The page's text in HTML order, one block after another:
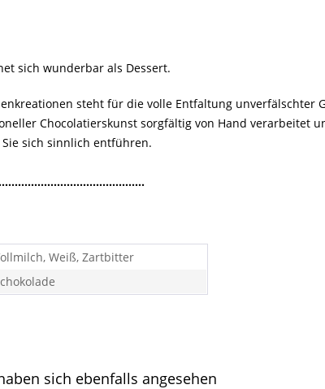
sich wunderbar als Dessert.
steht für die volle Entfaltung unverfälschter
Chocolatierskunst sorgfältig von Hand verarbeitet
sich sinnlich entführen.
Weiß, Zartbitter
sich ebenfalls angesehen